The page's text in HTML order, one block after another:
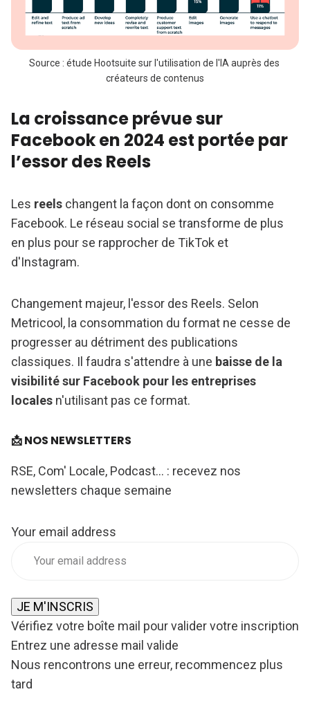
Source : étude Hootsuite sur l'utilisation de l'IA auprès des
créateurs de contenus
La croissance prévue sur
Facebook en 2024 est portée par
l’essor des Reels
Les reels changent la façon dont on consomme
Facebook. Le réseau social se transforme de plus
en plus pour se rapprocher de TikTok et
d'Instagram.
Changement majeur, l'essor des Reels. Selon
Metricool, la consommation du format ne cesse de
progresser au détriment des publications
classiques. Il faudra s'attendre à une baisse de la
visibilité sur Facebook pour les entreprises
locales n'utilisant pas ce format.
📩 NOS NEWSLETTERS
RSE, Com' Locale, Podcast... : recevez nos
newsletters chaque semaine
Your email address
JE M'INSCRIS
Vérifiez votre boîte mail pour valider votre inscription
Entrez une adresse mail valide
Nous rencontrons une erreur, recommencez plus
tard